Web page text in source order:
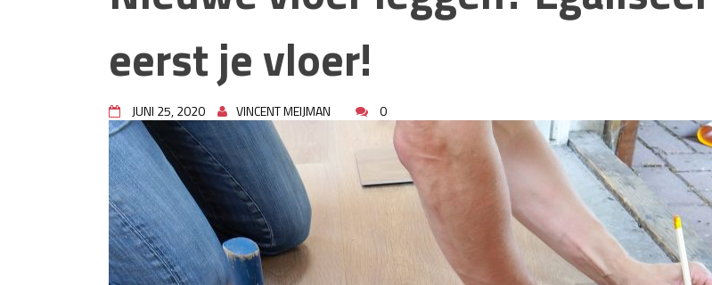
Wanneer moet je een specialist inschakelen bij
rioolproblemen?
Slimme oplossingen voor lekkages en verstoppingen
Betonplex: Het Veelzijdige Plaatmateriaal voor Moderne
Projecten
Woonstijlen die perfect passen bij duurzaam bouwen
Oma weet raadt bij cementsluier: natuurlijke oplossingen
eerst je vloer!
JUNI 25, 2020 VINCENT MEIJMAN 0